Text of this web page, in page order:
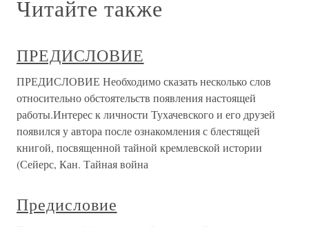
Читайте также
ПРЕДИСЛОВИЕ
ПРЕДИСЛОВИЕ Необходимо сказать несколько слов
относительно обстоятельств появления настоящей
работы.Интерес к личности Тухачевского и его друзей
появился у автора после ознакомления с блестящей
книгой, посвященной тайной кремлевской истории
(Сейерс, Кан. Тайная война
Предисловие